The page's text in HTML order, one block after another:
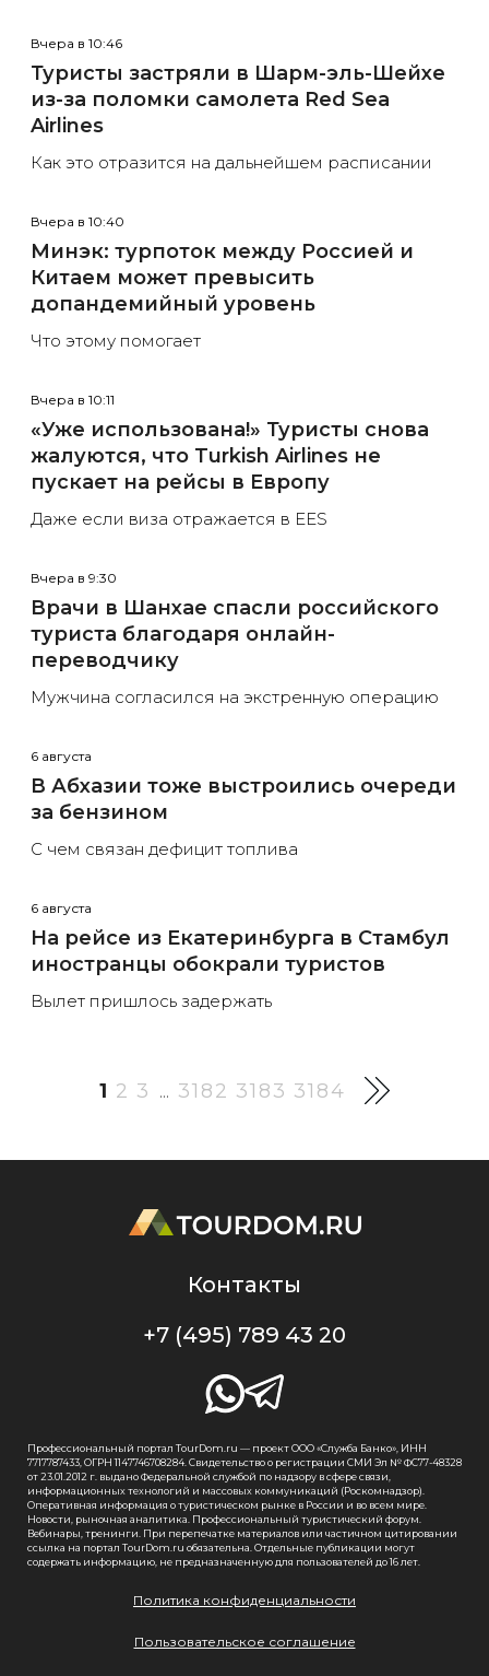
Вчера в 10:46
Туристы застряли в Шарм-эль-Шейхе
из-за поломки самолета Red Sea
Airlines
Как это отразится на дальнейшем расписании
Вчера в 10:40
Минэк: турпоток между Россией и
Китаем может превысить
допандемийный уровень
Что этому помогает
Вчера в 10:11
«Уже использована!» Туристы снова
жалуются, что Turkish Airlines не
пускает на рейсы в Европу
Даже если виза отражается в EES
Вчера в 9:30
Врачи в Шанхае спасли российского
туриста благодаря онлайн-
переводчику
Мужчина согласился на экстренную операцию
6 августа
В Абхазии тоже выстроились очереди
за бензином
С чем связан дефицит топлива
6 августа
На рейсе из Екатеринбурга в Стамбул
иностранцы обокрали туристов
Вылет пришлось задержать
1 2 3 ... 3182 3183 3184
Контакты
+7 (495) 789 43 20
Профессиональный портал TourDom.ru — проект ООО «Служба Банко», ИНН
7717787433, ОГРН 1147746708284. Свидетельство о регистрации СМИ Эл № ФС77-48328
от 23.01.2012 г. выдано Федеральной службой по надзору в сфере связи,
информационных технологий и массовых коммуникаций (Роскомнадзор).
Оперативная информация о туристическом рынке в России и во всем мире.
Новости, рыночная аналитика. Профессиональный туристический форум.
Вебинары, тренинги. При перепечатке материалов или частичном цитировании
ссылка на портал TourDom.ru обязательна. Отдельные публикации могут
содержать информацию, не предназначенную для пользователей до 16 лет.
Политика конфиденциальности
Пользовательское соглашение